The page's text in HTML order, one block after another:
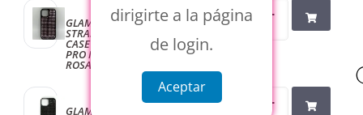
GLAM
STRASS
CASE IPH 16
PRO MAX
ROSA
$3.520
GLAM
dirigirte a la página
de login.
Aceptar